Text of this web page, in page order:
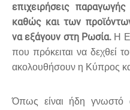
επιχειρήσεις
καθώς και των
να εξάγουν στη Ρωσία.Η
που πρόκειται να δεχθεί
ακολουθήσουν η Κύπρος
Όπως είναι ήδη γνωστό